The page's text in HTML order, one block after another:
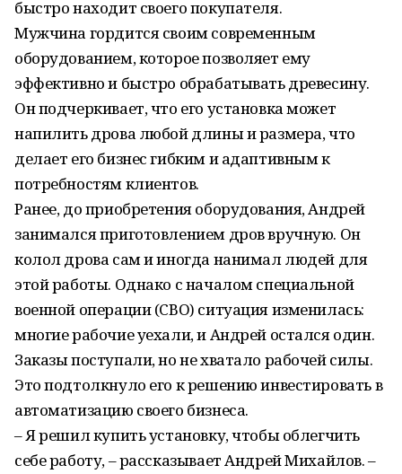
быстро находит своего покупателя.
Мужчина гордится своим современным
оборудованием, которое позволяет ему
эффективно и быстро обрабатывать древесину.
Он подчеркивает, что его установка может
напилить дрова любой длины и размера, что
делает его бизнес гибким и адаптивным к
потребностям клиентов.
Ранее, до приобретения оборудования, Андрей
занимался приготовлением дров вручную. Он
колол дрова сам и иногда нанимал людей для
этой работы. Однако с началом специальной
военной операции (СВО) ситуация изменилась:
многие рабочие уехали, и Андрей остался один.
Заказы поступали, но не хватало рабочей силы.
Это подтолкнуло его к решению инвестировать в
автоматизацию своего бизнеса.
– Я решил купить установку, чтобы облегчить
себе работу, – рассказывает Андрей Михайлов. –